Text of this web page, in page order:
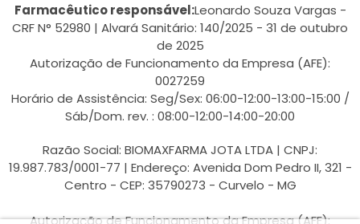
Farmacêutico responsável:Leonardo Souza Vargas -
CRF N° 52980 | Alvará Sanitário: 140/2025 - 31 de outubro
de 2025
Autorização de Funcionamento da Empresa (AFE):
0027259
Horário de Assistência: Seg/Sex: 06:00-12:00-13:00-15:00 /
Sáb/Dom. rev. : 08:00-12:00-14:00-20:00
Razão Social: BIOMAXFARMA JOTA LTDA | CNPJ:
19.987.783/0001-77 | Endereço: Avenida Dom Pedro II, 321 -
Centro - CEP: 35790273 - Curvelo - MG
Autorização de Funcionamento da Empresa (AFE):